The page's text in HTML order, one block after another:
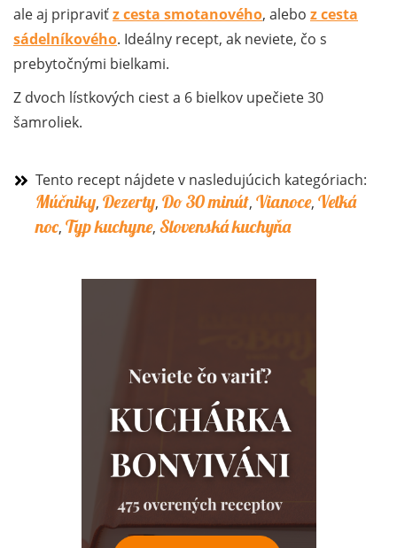
ale aj pripraviťz cesta smotanového, alebo z cesta
sádelníkového. Ideálny recept, ak neviete, čo s
prebytočnými bielkami.
Z dvoch lístkových ciest a 6 bielkov upečiete 30
šamroliek.
Tento recept nájdete v nasledujúcich kategóriach:
Múčniky, Dezerty, Do 30 minút, Vianoce, Veľká
noc, Typ kuchyne, Slovenská kuchyňa